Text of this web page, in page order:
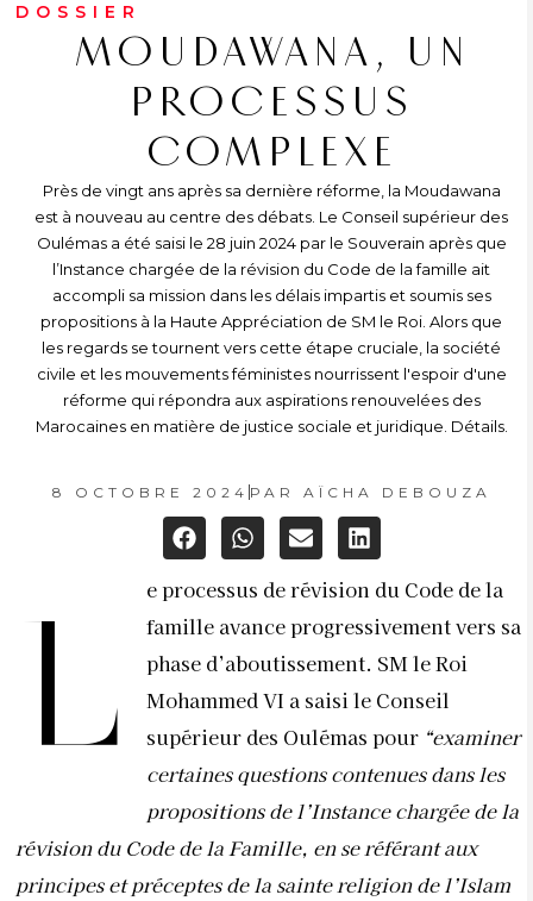
DOSSIER
MOUDAWANA, UN
PROCESSUS
COMPLEXE
Près de vingt ans après sa dernière réforme, la Moudawana
est à nouveau au centre des débats. Le Conseil supérieur des
Oulémas a été saisi le 28 juin 2024 par le Souverain après que
l’Instance chargée de la révision du Code de la famille ait
accompli sa mission dans les délais impartis et soumis ses
propositions à la Haute Appréciation de SM le Roi. Alors que
les regards se tournent vers cette étape cruciale, la société
civile et les mouvements féministes nourrissent l'espoir d'une
réforme qui répondra aux aspirations renouvelées des
Marocaines en matière de justice sociale et juridique. Détails.
8 OCTOBRE 2024 PAR AÏCHA DEBOUZA
L
e processus de révision du Code de la
famille avance progressivement vers sa
phase d’aboutissement. SM le Roi
Mohammed VI a saisi le Conseil
supérieur des Oulémas pour “examiner
certaines questions contenues dans les
propositions de l’Instance chargée de la
révision du Code de la Famille, en se référant aux
principes et préceptes de la sainte religion de l’Islam